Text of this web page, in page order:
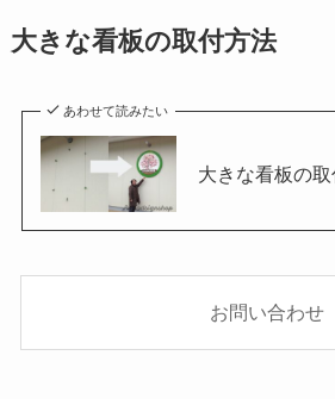
大きな看板の取付方法
あわせて読みたい
大きな看板の
お問い合わせ